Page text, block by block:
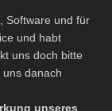
Software und für
und habt
uns doch bitte
danach
unseres